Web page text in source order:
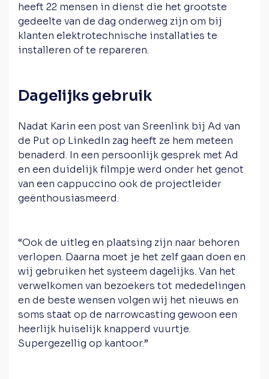
heeft 22 mensen in dienst die het grootste
gedeelte van de dag onderweg zijn om bij
klanten elektrotechnische installaties te
installeren of te repareren.
Dagelijks gebruik
Nadat Karin een post van Sreenlink bij Ad van
de Put op LinkedIn zag heeft ze hem meteen
benaderd. In een persoonlijk gesprek met Ad
en een duidelijk filmpje werd onder het genot
van een cappuccino ook de projectleider
geënthousiasmeerd.
“Ook de uitleg en plaatsing zijn naar behoren
verlopen. Daarna moet je het zelf gaan doen en
wij gebruiken het systeem dagelijks. Van het
verwelkomen van bezoekers tot mededelingen
en de beste wensen volgen wij het nieuws en
soms staat op de narrowcasting gewoon een
heerlijk huiselijk knapperd vuurtje.
Supergezellig op kantoor.”